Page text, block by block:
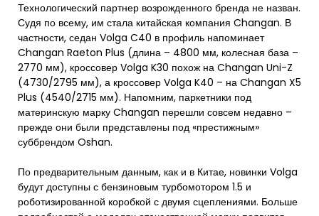
Технологический партнер возрожденного бренда не назван.
Судя по всему, им стала китайская компания Changan. В
частности, седан Volga C40 в профиль напоминает
Changan Raeton Plus (длина – 4800 мм, колесная база –
2770 мм), кроссовер Volga K30 похож на Changan Uni-Z
(4730/2795 мм), а кроссовер Volga K40 – на Changan X5
Plus (4540/2715 мм). Напомним, паркетники под
материнскую марку Changan перешли совсем недавно –
прежде они были представлены под «престижным»
суббрендом Oshan.
По предварительным данным, как и в Китае, новинки Volga
будут доступны с бензиновым турбомотором 1.5 и
роботизированной коробкой с двумя сцеплениями. Больше